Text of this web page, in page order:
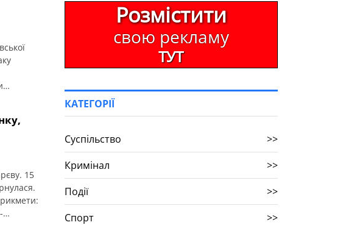
15
Розмістити
свою рекламу
ТУТ
КАТЕГОРІЇ
Суспільство
>>
Кримінал
>>
Події
>>
Спорт
>>